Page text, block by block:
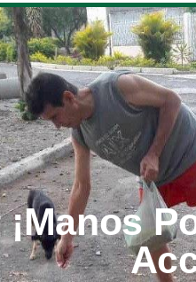
¡Manos